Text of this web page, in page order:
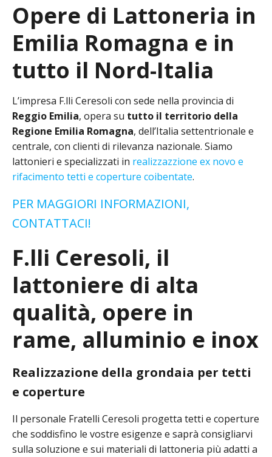
Opere di Lattoneria in
Emilia Romagna e in
tutto il Nord-Italia
L’impresa F.lli Ceresoli con sede nella provincia di
Reggio Emilia, opera su tutto il territorio della
Regione Emilia Romagna, dell’Italia settentrionale e
centrale, con clienti di rilevanza nazionale. Siamo
lattonieri e specializzati in realizzazzione ex novo e
rifacimento tetti e coperture coibentate.
PER MAGGIORI INFORMAZIONI,
CONTATTACI!
F.lli Ceresoli, il
lattoniere di alta
qualità, opere in
rame, alluminio e inox
Realizzazione della grondaia per tetti
e coperture
Il personale Fratelli Ceresoli progetta tetti e coperture
che soddisfino le vostre esigenze e saprà consigliarvi
sulla soluzione e sui materiali di lattoneria più adatti a